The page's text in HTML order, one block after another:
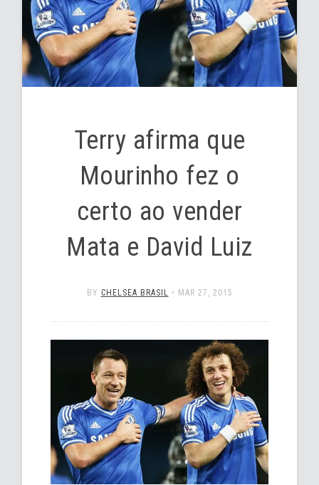
Terry afirma que
Mourinho fez o
certo ao vender
Mata e David Luiz
BY CHELSEA BRASIL • MAR 27, 2015